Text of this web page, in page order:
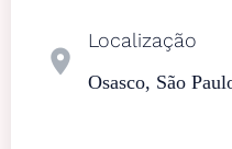
location_on
Localização
Osasco, São